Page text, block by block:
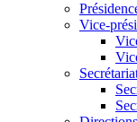
Vice-